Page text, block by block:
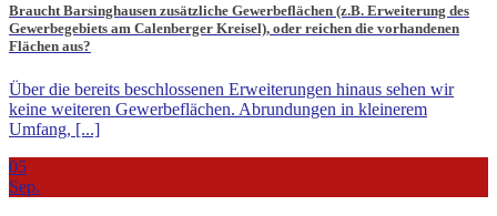
Braucht Barsinghausen zusätzliche Gewerbeflächen (z.B. Erweiterung des
Gewerbegebiets am Calenberger Kreisel), oder reichen die vorhandenen
Flächen aus?
Über die bereits beschlossenen Erweiterungen hinaus sehen wir
keine weiteren Gewerbeflächen. Abrundungen in kleinerem
Umfang, [...]
05
Sep.